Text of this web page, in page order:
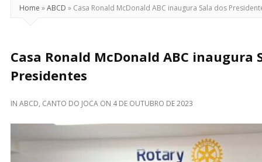
Home »ABCD » Casa Ronald McDonald ABC inaugura Sala dos
Casa Ronald McDonald ABC inaugura
Presidentes
IN ABCD, CANTO DO JOCA ON 4 DE OUTUBRO DE 2023